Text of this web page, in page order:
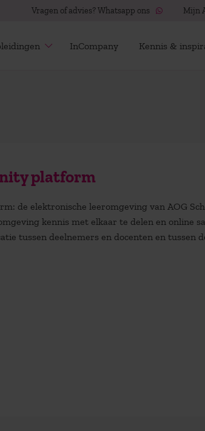
Vragen of advies? Whatsapp ons Mijn
InCompany Kennis &
platform
de elektronische leeromgeving van AOG
kennis met elkaar te delen en online
tussen deelnemers en docenten en tussen